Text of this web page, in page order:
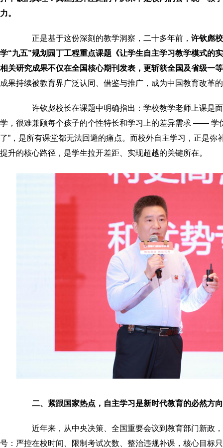
力。
正是基于这份深刻的教学洞察，二十多年前， 许钦彪
学“九五”规划园丁工程重点课题《让学生自主学习教学模式的
相关研究成果不仅在全国核心期刊发表，更斩获全国及省级一
成果持续被教育界广泛认同、借鉴与推广，成为中国教育改革
许钦彪校长在课题中明确指出：学校教学老师上课是面
学，很难兼顾每个孩子的个性特长和学习上的差异需求 —— 学
了”，是所有课堂都无法回避的痛点。而校外自主学习，正是弥
提升的核心路径，是学生拉开差距、实现超越的关键所在。
二、紧跟国家热点，自主学习是新时代教育的必然方向
近年来，从中央决策、全国重要会议到教育部门新政，
号：严控在校时间、限制考试次数、整治违规补课，核心目